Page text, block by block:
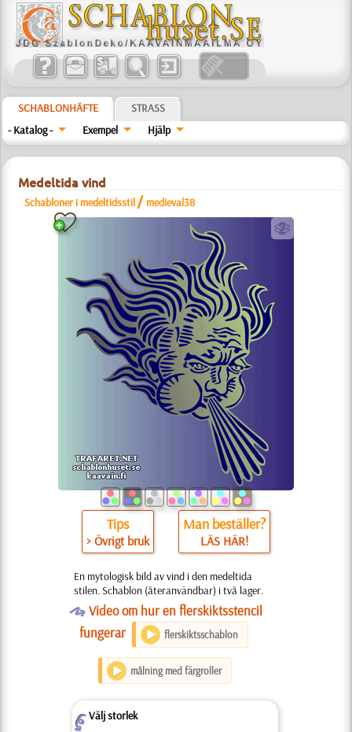
SCHABLONHÄFTE
STRASS
- Katalog -
Exempel Hjälp
Medeltida vind
Schabloner i medeltidsstil / medieval38
b
Tips
> Övrigt bruk
Man beställer?
LÄS HÄR!
En mytologisk bild av vind i den medeltida
stilen. Schablon (återanvändbar) i två lager.
OVideo om hur en flerskiktsstencil
fungerar
flerskiktsschablon
målning med färgroller
ZVälj storlek